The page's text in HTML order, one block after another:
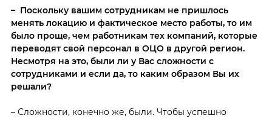
– Поскольку вашим сотрудникам не пришлось
менять локацию и фактическое место работы, то им
было проще, чем работникам тех компаний, которые
переводят свой персонал в ОЦО в другой регион.
Несмотря на это, были ли у Вас сложности с
сотрудниками и если да, то каким образом Вы их
решали?
– Сложности, конечно же, были. Чтобы успешно